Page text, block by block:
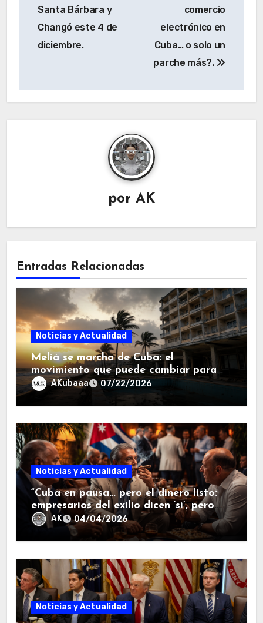
Santa Bárbara y
Changó este 4 de
diciembre.
comercio
electrónico en
Cuba… o solo un
parche más?.
por AK
Entradas Relacionadas
Noticias y Actualidad
Meliá se marcha de Cuba: el
movimiento que puede cambiar para
siempre el mapa hotelero de la isla.
AKubaaa 07/22/2026
Noticias y Actualidad
“Cuba en pausa… pero el dinero listo:
empresarios del exilio dicen ‘sí’, pero
con una condición”.
AK 04/04/2026
Noticias y Actualidad